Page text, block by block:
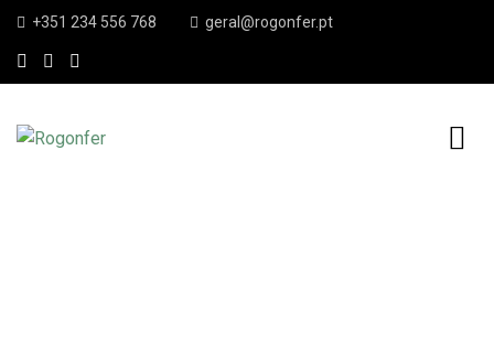
+351 234 556 768 geral@rogonfer.pt